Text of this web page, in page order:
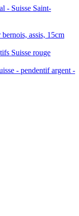
- Suisse Saint-
assis, 15cm
Suisse rouge
- pendentif argent -